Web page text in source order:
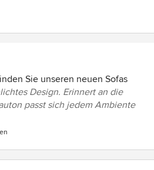
Sie unseren neuen Sofas
Design. Erinnert an die
passt sich jedem Ambiente